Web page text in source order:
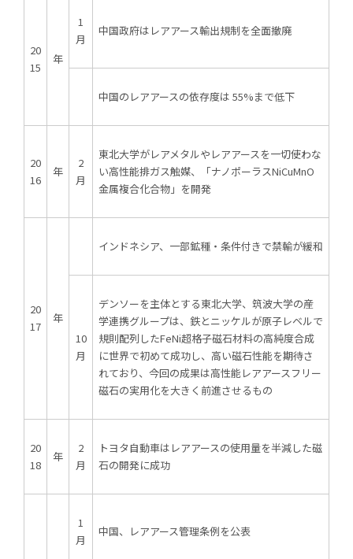
よくある質問
20
15
年
1
月
中国政府はレアアース輸出規制を全面撤廃
中国のレアアースの依存度は 55%まで低下
20
16
年
2
月
東北大学がレアメタルやレアアースを一切使わな
い高性能排ガス触媒、「ナノポーラスNiCuMnO
金属複合化合物」を開発
20
17
年
インドネシア、一部鉱種・条件付きで禁輸が緩和
10
月
デンソーを主体とする東北大学、筑波大学の産
学連携グループは、鉄とニッケルが原子レベルで
規則配列したFeNi超格子磁石材料の高純度合成
に世界で初めて成功し、高い磁石性能を期待さ
れており、今回の成果は高性能レアアースフリー
磁石の実用化を大きく前進させるもの
20
18
年
2
月
トヨタ自動車はレアアースの使用量を半減した磁
石の開発に成功
1
月
中国、レアアース管理条例を公表